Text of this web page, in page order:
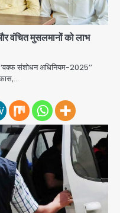
वंचित मुसलमानों को लाभ
संशोधन अधिनियम-2025’’